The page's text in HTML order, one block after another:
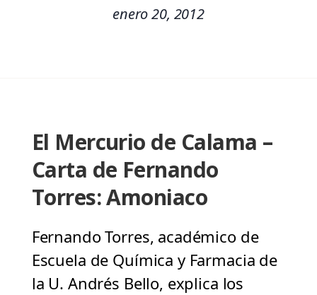
enero 20, 2012
El Mercurio de Calama –
Carta de Fernando
Torres: Amoniaco
Fernando Torres, académico de
Escuela de Química y Farmacia de
la U. Andrés Bello, explica los